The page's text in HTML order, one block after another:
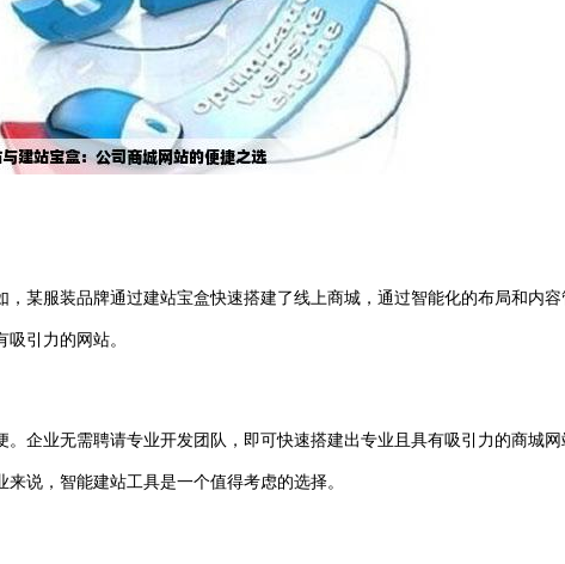
某服装品牌通过建站宝盒快速搭建了线上商城，通过智能化的布局和内
引力的网站。
业无需聘请专业开发团队，即可快速搭建出专业且具有吸引力的商城
说，智能建站工具是一个值得考虑的选择。